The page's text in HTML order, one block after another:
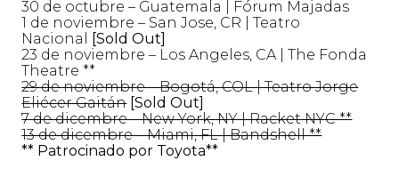
30 de octubre – Guatemala | Fórum Majadas
1 de noviembre – San Jose, CR | Teatro
Nacional
[Sold Out]
23 de noviembre – Los Angeles, CA | The Fonda
Theatre **
29 de noviembre – Bogotá, COL | Teatro Jorge
Eliécer Gaitán[Sold Out]
7 de dicembre – New York, NY | Racket NYC **
13 de dicembre – Miami, FL | Bandshell **
** Patrocinado por Toyota**